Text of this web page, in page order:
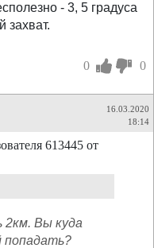
- 3, 5 градуса
захват.
0 0
16.03.2020
18:14
613445 от
2км. Вы куда
попадать?